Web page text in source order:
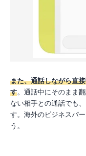
また、通話しながら直
す。通話中にそのまま
ない相手との通話でも
す。海外のビジネスパ
う。